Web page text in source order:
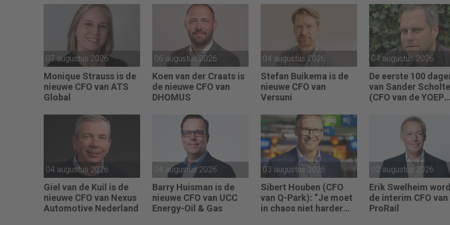
07 augustus 2026
Monique Strauss is de
nieuwe CFO van ATS
Global
06 augustus 2026
Koen van der Craats is
de nieuwe CFO van
DHOMUS
04 augustus 2026
Stefan Buikema is de
nieuwe CFO van
Versuni
04 augustus 2026
De eerste 100
van Sander
(CFO van de YOEP
sturing werkt pas
als mensen
waarom keuzes
04 augustus 2026
Giel van de Kuil is de
nieuwe CFO van Nexus
Automotive Nederland
04 augustus 2026
Barry Huisman is de
nieuwe CFO van UCC
Energy-Oil & Gas
03 augustus 2026
Sibert Houben (CFO
van Q-Park): “Je moet
in chaos niet harder
02 augustus 2026
Erik Swelheim
de interim CFO van
ProRail